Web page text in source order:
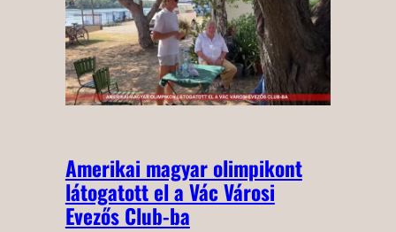
Amerikai magyar olimpikont
látogatott el a Vác Városi
Evezős Club-ba